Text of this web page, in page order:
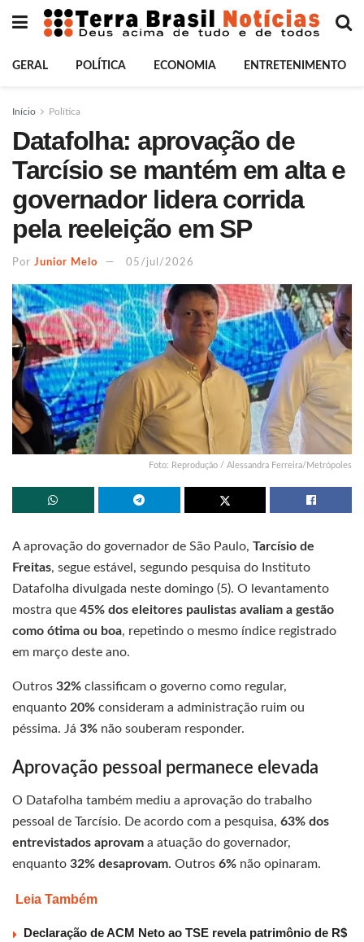
GERAL POLÍTICA ECONOMIA ENTRETENIMENTO
Início Política
Datafolha: aprovação de
Tarcísio se mantém em alta e
governador lidera corrida
pela reeleição em SP
Por Junior Melo 05/jul/2026
Foto: Reprodução / Alessandra Ferreira/Metrópoles
A aprovação do governador de São Paulo, Tarcísio de
Freitas, segue estável, segundo pesquisa do Instituto
Datafolha divulgada neste domingo (5). O levantamento
mostra que 45% dos eleitores paulistas avaliam a gestão
como ótima ou boa, repetindo o mesmo índice registrado
em março deste ano.
Outros 32% classificam o governo como regular,
enquanto 20% consideram a administração ruim ou
péssima. Já 3% não souberam responder.
Aprovação pessoal permanece elevada
O Datafolha também mediu a aprovação do trabalho
pessoal de Tarcísio. De acordo com a pesquisa, 63% dos
entrevistados aprovam a atuação do governador,
enquanto 32% desaprovam. Outros 6% não opinaram.
Leia Também
Declaração de ACM Neto ao TSE revela patrimônio de R$